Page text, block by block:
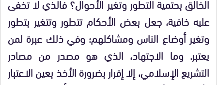
عليه خافية، جعل بعض الأحكام تتطور وتتغير بتطور
وتغير أوضاع الناس ومشاكلهم؛ وفي ذلك عبرة لمن
يعتبر. وما الاجتهاد، الذي هو مصدر من مصادر
التشريع الإسلامي، إلا إقرار بضرورة الأخذ بعين الاعتبار